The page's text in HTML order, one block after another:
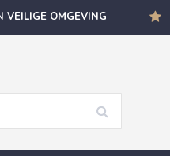
VEILIGE OMGEVING